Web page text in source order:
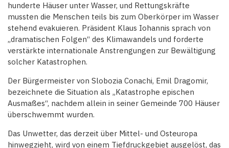
hunderte Häuser unter Wasser, und Rettungskräfte
mussten die Menschen teils bis zum Oberkörper im Wasser
stehend evakuieren. Präsident Klaus Iohannis sprach von
„dramatischen Folgen“ des Klimawandels und forderte
verstärkte internationale Anstrengungen zur Bewältigung
solcher Katastrophen.
Der Bürgermeister von Slobozia Conachi, Emil Dragomir,
bezeichnete die Situation als „Katastrophe epischen
Ausmaßes“, nachdem allein in seiner Gemeinde 700 Häuser
überschwemmt wurden.
Das Unwetter, das derzeit über Mittel- und Osteuropa
hinwegzieht, wird von einem Tiefdruckgebiet ausgelöst, das